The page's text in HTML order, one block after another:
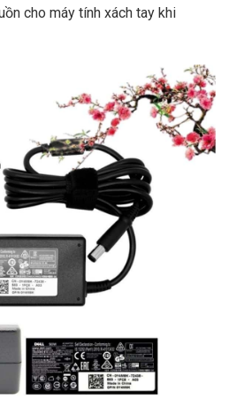
cho máy tính xách tay khi